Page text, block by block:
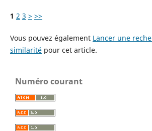
1 2 3 > >>
Vous pouvez également Lancer une
similaritépour cet article.
Numéro courant